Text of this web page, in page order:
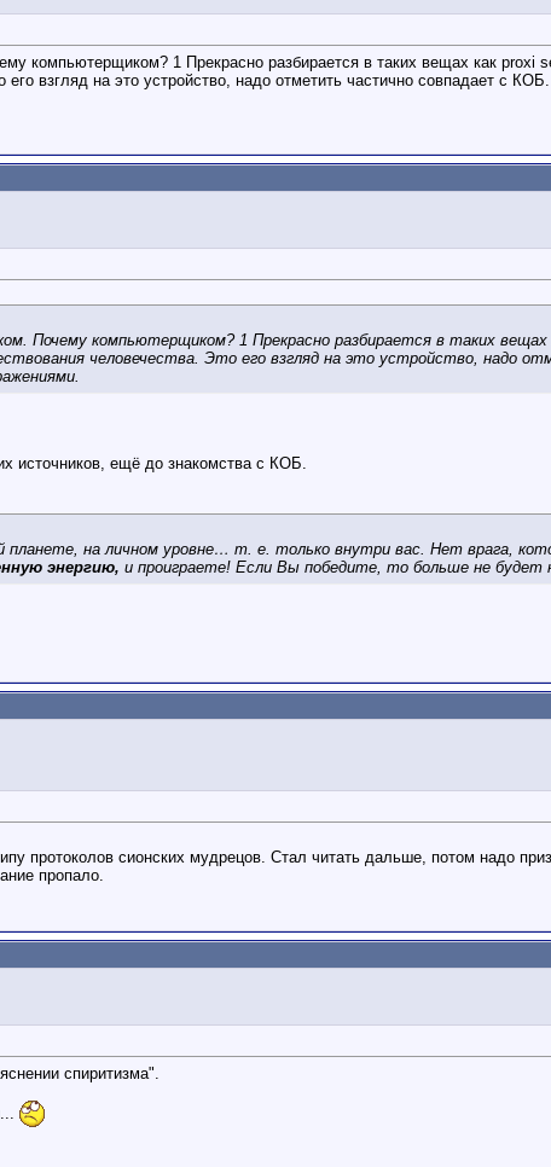
компьютерщиком? 1 Прекрасно разбирается в таких вещах как proxi
взгляд на это устройство, надо отметить частично совпадает с
Почему компьютерщиком? 1 Прекрасно разбирается в таких вещах
человечества. Это его взгляд на это устройство, надо
источников, ещё до знакомства с КОБ.
на личном уровне… т. е. только внутри вас. Нет врага,
энергию, и проиграете! Если Вы победите, то больше не будет
протоколов сионских мудрецов. Стал читать дальше, потом надо
пропало.
спиритизма".